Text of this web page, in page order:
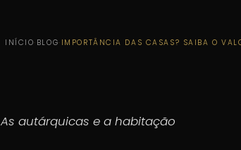
INÍCIO· BLOG· IMPORTÂNCIA DAS CASAS? SAIBA O
As autárquicas e a habitação